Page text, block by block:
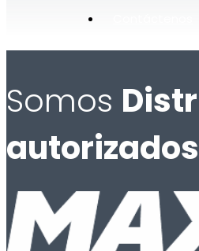
Somos
autorizados